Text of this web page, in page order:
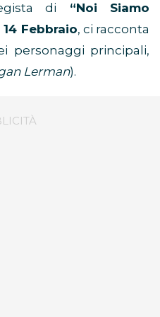
di “Noi Siamo
14 Febbraio, ci racconta
personaggi principali,
Lerman).